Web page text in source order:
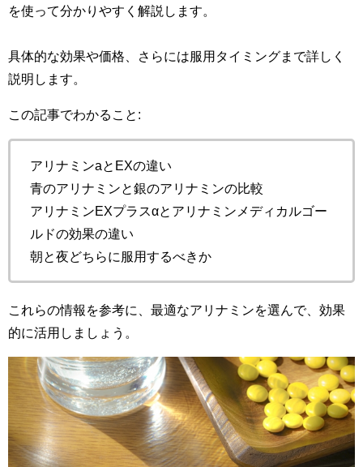
を使って分かりやすく解説します。
具体的な効果や価格、さらには服用タイミングまで詳しく
説明します。
この記事でわかること:
アリナミンaとEXの違い
青のアリナミンと銀のアリナミンの比較
アリナミンEXプラスαとアリナミンメディカルゴー
ルドの効果の違い
朝と夜どちらに服用するべきか
これらの情報を参考に、最適なアリナミンを選んで、効果
的に活用しましょう。